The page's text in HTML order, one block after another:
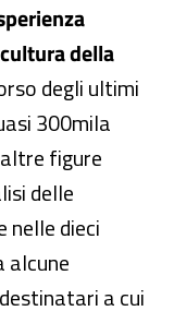
della
degli ultimi
300mila
figure
delle
nelle dieci
alcune
a cui